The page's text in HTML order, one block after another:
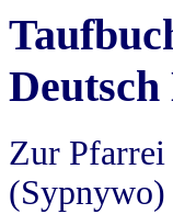
Zur
(Sypnywo)